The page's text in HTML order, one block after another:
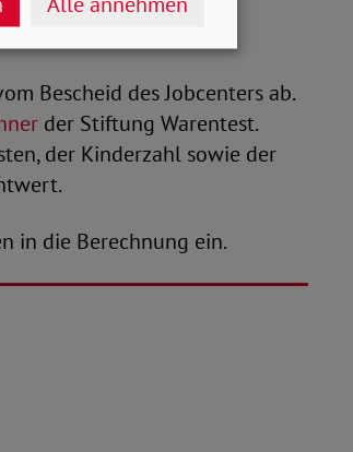
Bescheid des Jobcenters ab.
der Stiftung Warentest.
der Kinderzahl sowie der
in die Berechnung ein.